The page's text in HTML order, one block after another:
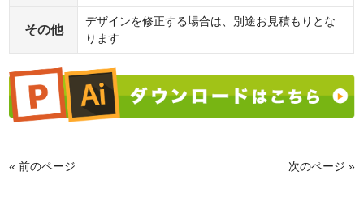
その他
デザインを修正する場合は、別途お見積もりとな
ります
« 前のページ 次のページ »